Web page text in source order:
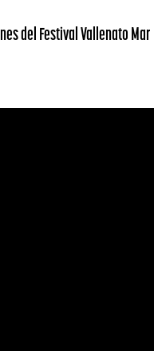
del Festival Vallenato Mar